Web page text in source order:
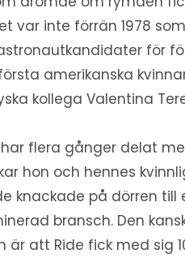
var inte förrän 1978
för
amerikanska
kollega Valentina
har flera gånger delat
hon och hennes
knackade på dörren till
bransch. Den
är att Ride fick med sig